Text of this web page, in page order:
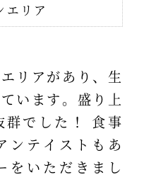
エリア
リアがあり、生
います。盛り上
群でした！ 食事
ンテイストもあ
をいただきまし